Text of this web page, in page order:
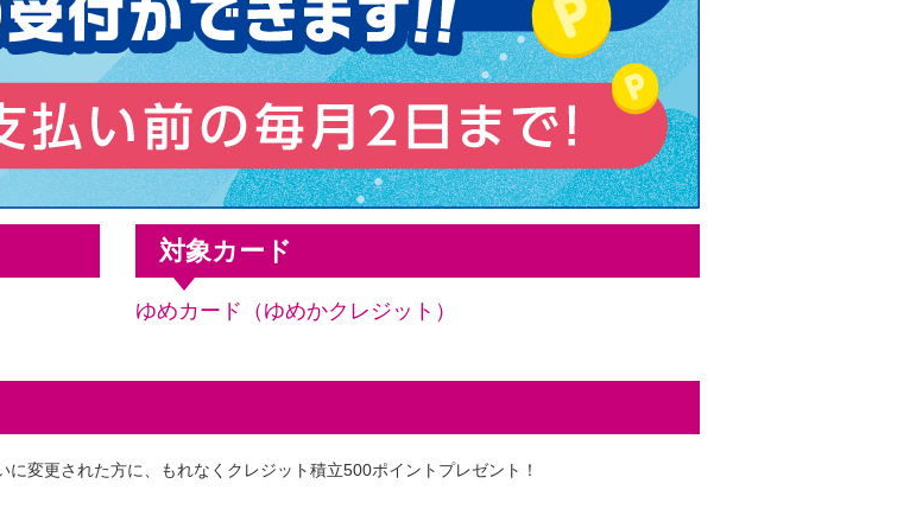
対象カード
ゆめカード（ゆめかクレジット）
変更された方に、もれなくクレジット積立500ポイントプレゼント！